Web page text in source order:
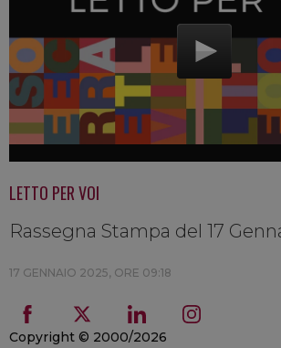
LETTO PER VOI
Rassegna Stampa del 17
17 GENNAIO 2025, ORE 09:18
Copyright © 2000/2026